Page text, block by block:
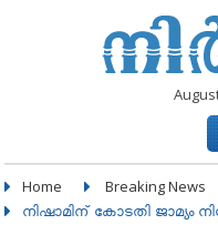
Home Breaking News
നിഷാമിന് കോടതി ജാമ്യം